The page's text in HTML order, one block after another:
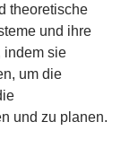
theoretische
und ihre
indem sie
um die
und zu planen.